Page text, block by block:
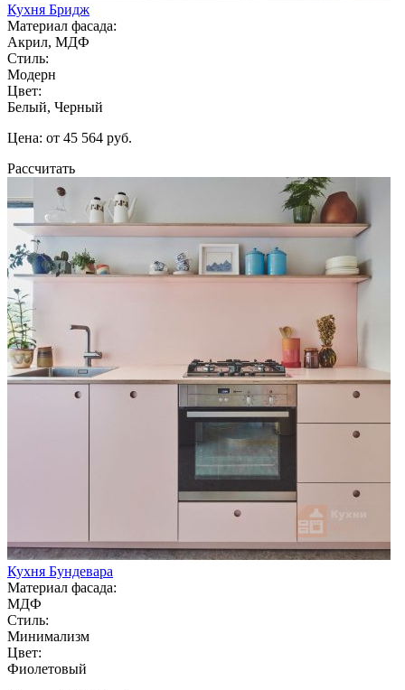
Кухня Бридж
Материал фасада:
Акрил, МДФ
Стиль:
Модерн
Цвет:
Белый, Черный
Цена: от 45 564 руб.
Рассчитать
Кухня Бундевара
Материал фасада:
МДФ
Стиль:
Минимализм
Цвет:
Фиолетовый